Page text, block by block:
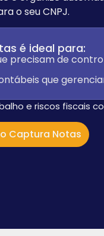
o seu CNPJ.
é ideal para:
precisam de
que
e riscos fiscais
Captura Notas